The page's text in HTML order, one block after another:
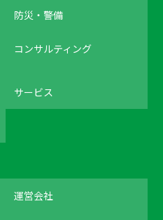
防災・警備
コンサルティング
サービス
運営会社